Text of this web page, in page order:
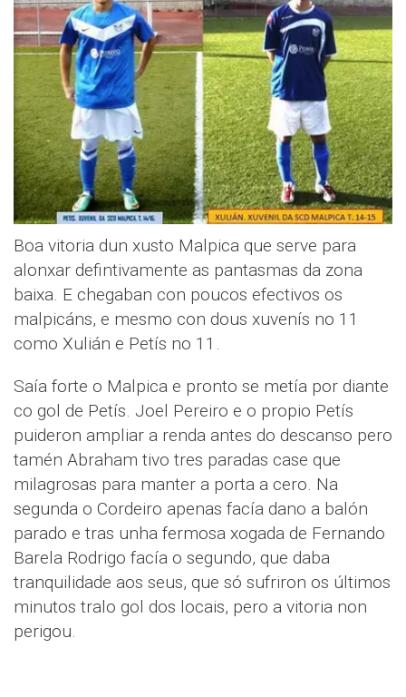
Boa vitoria dun xusto Malpica que serve para
alonxar defintivamente as pantasmas da zona
baixa. E chegaban con poucos efectivos os
malpicáns, e mesmo con dous xuvenís no 11
como Xulián e Petís no 11.
Saía forte o Malpica e pronto se metía por diante
co gol de Petís. Joel Pereiro e o propio Petís
puideron ampliar a renda antes do descanso pero
tamén Abraham tivo tres paradas case que
milagrosas para manter a porta a cero. Na
segunda o Cordeiro apenas facía dano a balón
parado e tras unha fermosa xogada de Fernando
Barela Rodrigo facía o segundo, que daba
tranquilidade aos seus, que só sufriron os últimos
minutos tralo gol dos locais, pero a vitoria non
perigou.